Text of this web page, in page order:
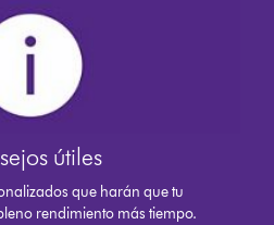
útiles
que harán que tu
rendimiento más tiempo.